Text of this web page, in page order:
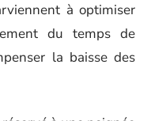
à optimiser
du temps de
la baisse des